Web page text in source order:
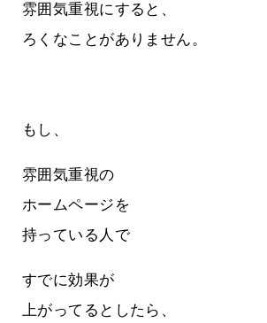
雰囲気重視にすると、
ろくなことがありません。
もし、
雰囲気重視の
ホームページを
持っている人で
すでに効果が
上がってるとしたら、